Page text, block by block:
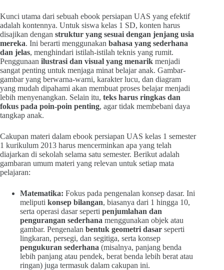
Kunci utama dari sebuah ebook persiapan UAS yang efektif
adalah kontennya. Untuk siswa kelas 1 SD, konten harus
disajikan dengan struktur yang sesuai dengan jenjang usia
mereka. Ini berarti menggunakan bahasa yang sederhana
dan jelas, menghindari istilah-istilah teknis yang rumit.
Penggunaan ilustrasi dan visual yang menarik menjadi
sangat penting untuk menjaga minat belajar anak. Gambar-
gambar yang berwarna-warni, karakter lucu, dan diagram
yang mudah dipahami akan membuat proses belajar menjadi
lebih menyenangkan. Selain itu, teks harus ringkas dan
fokus pada poin-poin penting, agar tidak membebani daya
tangkap anak.
Cakupan materi dalam ebook persiapan UAS kelas 1 semester
1 kurikulum 2013 harus mencerminkan apa yang telah
diajarkan di sekolah selama satu semester. Berikut adalah
gambaran umum materi yang relevan untuk setiap mata
pelajaran:
Matematika: Fokus pada pengenalan konsep dasar. Ini
meliputi konsep bilangan, biasanya dari 1 hingga 10,
serta operasi dasar seperti penjumlahan dan
pengurangan sederhana menggunakan objek atau
gambar. Pengenalan bentuk geometri dasar seperti
lingkaran, persegi, dan segitiga, serta konsep
pengukuran sederhana (misalnya, panjang benda
lebih panjang atau pendek, berat benda lebih berat atau
ringan) juga termasuk dalam cakupan ini.